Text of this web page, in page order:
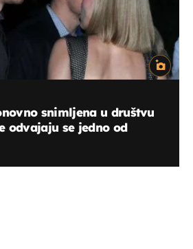
snimljena u društvu
odvajaju se jedno od